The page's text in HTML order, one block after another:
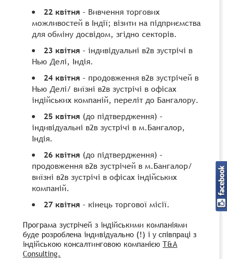
22 квітня – Вивчення торгових
можливостей в Індії; візити на підприємства
для обміну досвідом, згідно секторів.
23 квітня – індивідуальні в2в зустрічі в
Нью Делі, Індія.
24 квітня – продовження в2в зустрічей в
Нью Делі/ виїзні в2в зустрічі в офісах
індійських компаній, переліт до Бангалору.
25 квітня (до підтвердження) –
індивідуальні в2в зустрічі в м.Бангалор,
Індія.
26 квітня (до підтвердження) –
продовження в2в зустрічей в м.Бангалор/
виїзні в2в зустрічі в офісах індійських
компаній.
27 квітня – кінець торгової місії.
Програма зустрічей з індійськими компаніями
буде розроблена індивідуально (!) і у співпраці з
індійською консалтинговою компанією T&A
Consulting.